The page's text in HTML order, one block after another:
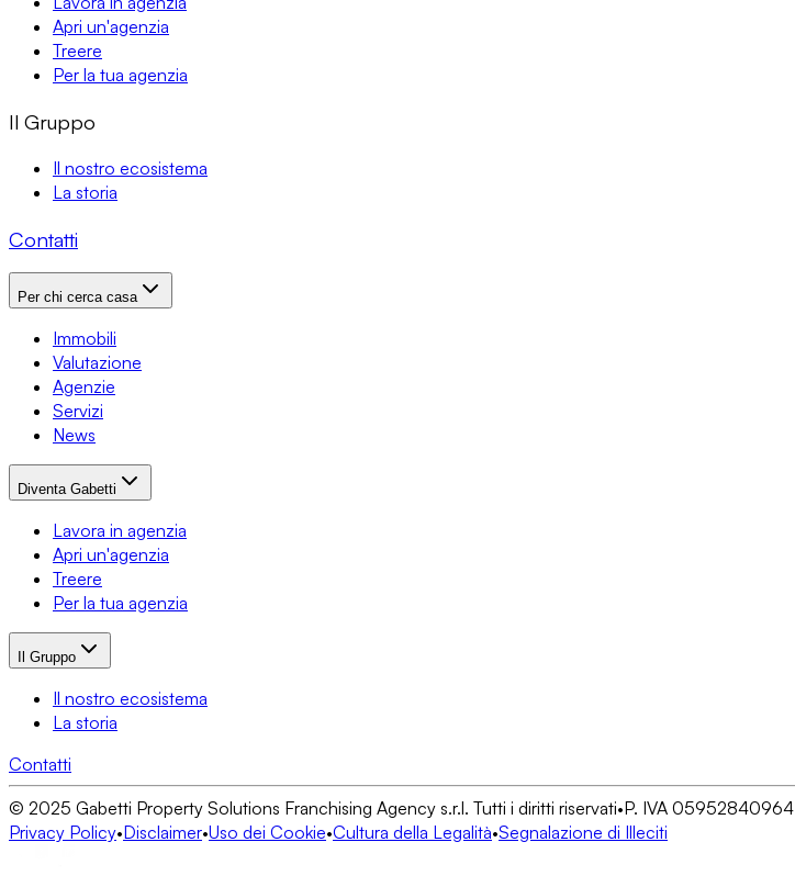
Apri un'agenzia
Treere
Per la tua agenzia
Il Gruppo
Il nostro ecosistema
La storia
Contatti
Per chi cerca casa
Immobili
Valutazione
Agenzie
Servizi
News
Diventa Gabetti
Lavora in agenzia
Apri un'agenzia
Treere
Per la tua agenzia
Il Gruppo
Il nostro ecosistema
La storia
Contatti
© 2025 Gabetti Property Solutions Franchising Agency s.r.l. Tutti i diritti riservati•P. IVA 05952840964
Privacy Policy•Disclaimer•Uso dei Cookie•Cultura della Legalità•Segnalazione di Illeciti